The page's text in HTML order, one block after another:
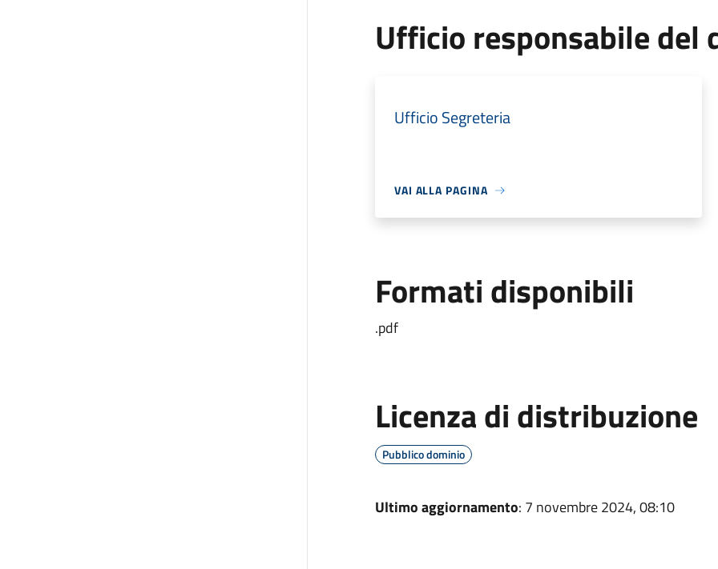
Ufficio responsabile del
Ufficio Segreteria
VAI ALLA PAGINA
Formati disponibili
.pdf
Licenza di distribuzione
Pubblico dominio
Ultimo aggiornamento: 7 novembre 2024, 08:10